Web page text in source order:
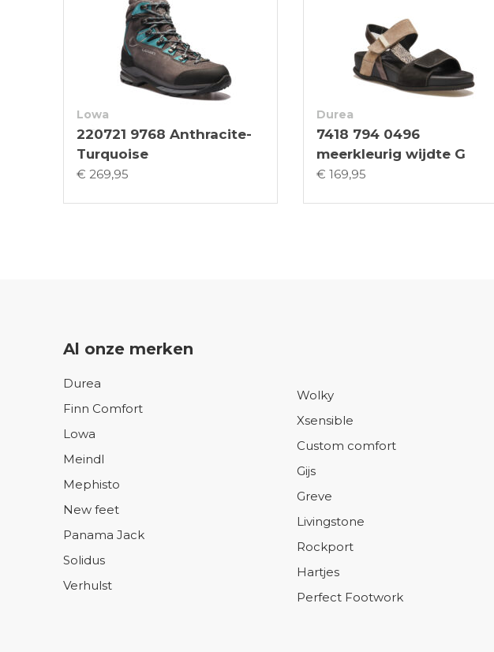
Lowa
220721 9768 Anthracite-
Turquoise
€ 269,95
Durea
7418 794 0496
meerkleurig wijdte G
€ 169,95
Al onze merken
Durea
Finn Comfort
Lowa
Meindl
Mephisto
New feet
Panama Jack
Solidus
Verhulst
Wolky
Xsensible
Custom comfort
Gijs
Greve
Livingstone
Rockport
Hartjes
Perfect Footwork